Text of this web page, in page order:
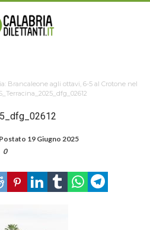
Brancaleone agli ottavi, 6-5 al Crotone nel
Postato 19 Giugno 2025
0